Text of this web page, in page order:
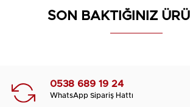
SON BAKTIĞINIZ
0538 689 19 24
WhatsApp Sipariş Hattı